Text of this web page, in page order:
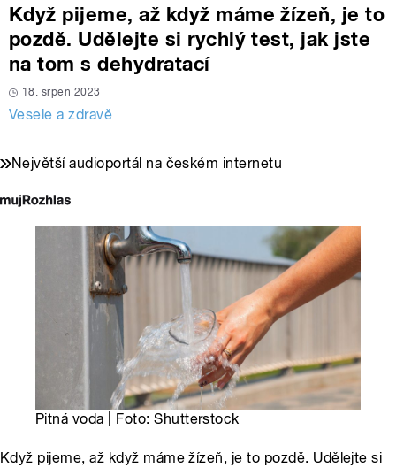
Když pijeme, až když máme žízeň, je to
pozdě. Udělejte si rychlý test, jak jste
na tom s dehydratací
18. srpen 2023
Vesele a zdravě
Největší audioportál na českém internetu
Pitná voda | Foto: Shutterstock
Když pijeme, až když máme žízeň, je to pozdě. Udělejte si